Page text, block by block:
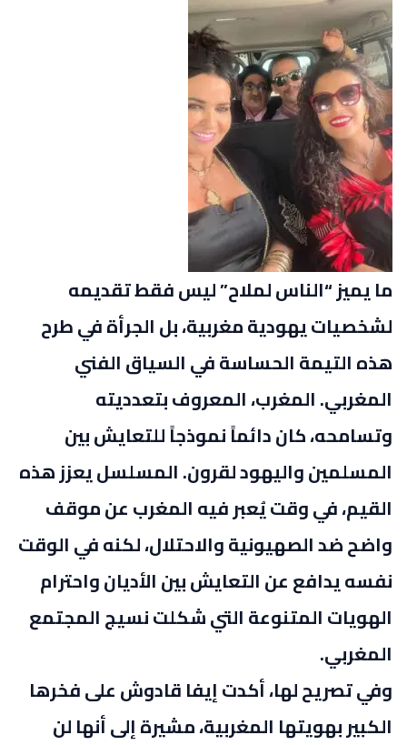
ما يميز “الناس لملاح” ليس فقط تقديمه
لشخصيات يهودية مغربية، بل الجرأة في طرح
هذه التيمة الحساسة في السياق الفني
المغربي. المغرب، المعروف بتعدديته
وتسامحه، كان دائماً نموذجاً للتعايش بين
المسلمين واليهود لقرون. المسلسل يعزز هذه
القيم، في وقت يُعبر فيه المغرب عن موقف
واضح ضد الصهيونية والاحتلال، لكنه في الوقت
نفسه يدافع عن التعايش بين الأديان واحترام
الهويات المتنوعة التي شكلت نسيج المجتمع
المغربي.
وفي تصريح لها، أكدت إيفا قادوش على فخرها
الكبير بهويتها المغربية، مشيرة إلى أنها لن